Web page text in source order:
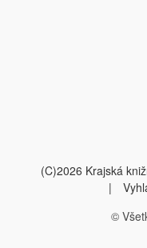
(C)2026 Krajská
|
©